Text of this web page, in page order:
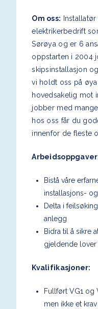
Om oss:
elektrikerbedrift
Sørøya og er 6
oppstarten i 2004
skipsinstallasjon
vi holdt oss på
hovedsakelig mot
jobber med
hos oss får du
innenfor de fleste
Bistå våre
installasjons-
Delta i
anlegg
Bidra til å sikre
gjeldende
Kvalifikasjoner:
Fullført VG1 og
men ikke et krav